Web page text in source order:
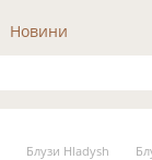
Новини
Блузи Hladysh